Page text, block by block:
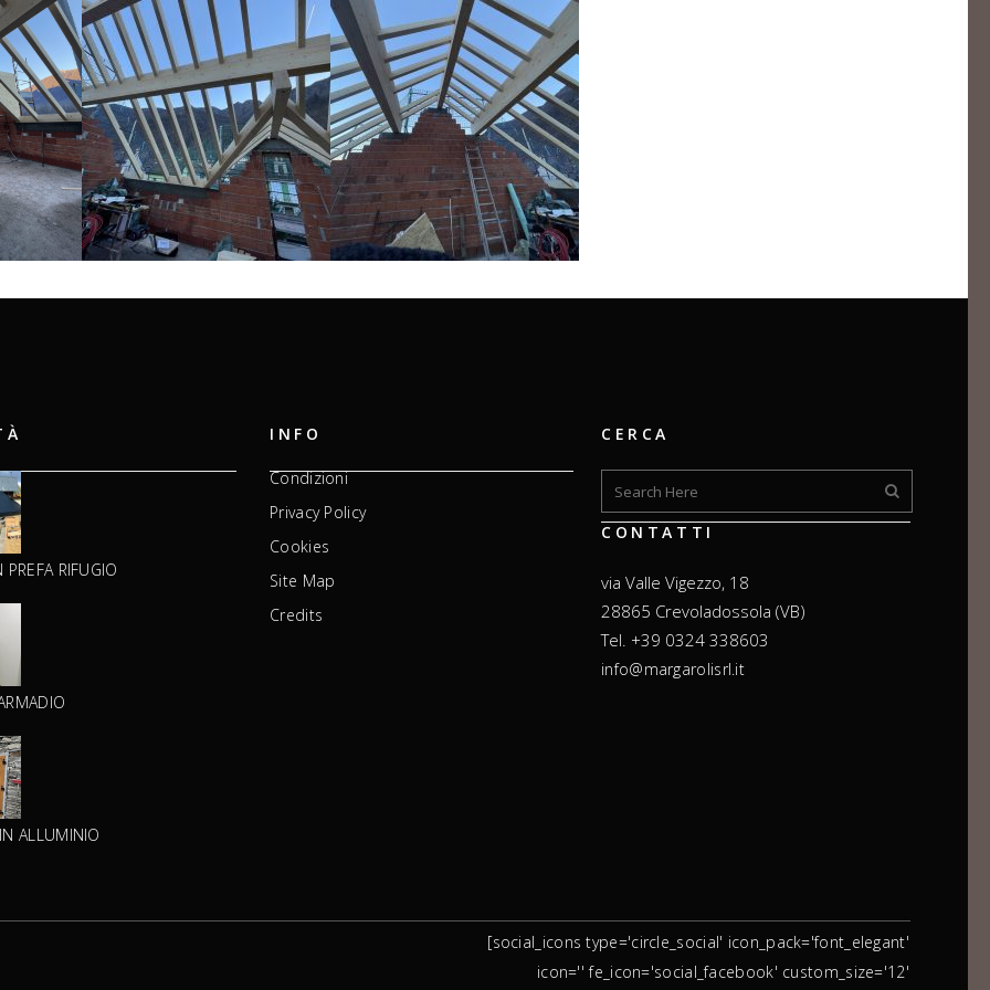
PREFA RIFUGIO
ALLUMINIO
INFO
Condizioni
Privacy Policy
Cookies
Site Map
Credits
CERCA
CONTATTI
via Valle Vigezzo, 18
28865 Crevoladossola (VB)
Tel. +39 0324 338603
info@margarolisrl.it
[social_icons type='circle_social' icon_pack='font_elegant'
icon='' fe_icon='social_facebook' custom_size='12'